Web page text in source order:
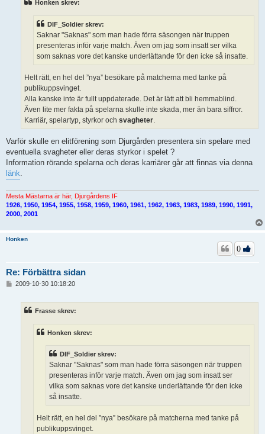
Honken skrev:
DIF_Soldier skrev:
Saknar "Saknas" som man hade förra säsongen när truppen
presenteras inför varje match. Även om jag som insatt ser vilka
som saknas vore det kanske underlättande för den icke så insatte.
Helt rätt, en hel del ”nya” besökare på matcherna med tanke på
publikuppsvinget.
Alla kanske inte är fullt uppdaterade. Det är lätt att bli hemmablind.
Även lite mer fakta på spelarna skulle inte skada, mer än bara siffror.
Karriär, spelartyp, styrkor och svagheter.
Varför skulle en elitförening som Djurgården presentera sin spelare med
eventuella svagheter eller deras styrkor i spelet ?
Information rörande spelarna och deras karriärer går att finnas via denna
länk.
Mesta Mästarna är här, Djurgårdens IF
1926, 1950, 1954, 1955, 1958, 1959, 1960, 1961, 1962, 1963, 1983, 1989, 1990, 1991,
2000, 2001
Honken
Re: Förbättra sidan
0
2009-10-30 10:18:20
Frasse skrev:
Honken skrev:
DIF_Soldier skrev:
Saknar "Saknas" som man hade förra säsongen när truppen
presenteras inför varje match. Även om jag som insatt ser
vilka som saknas vore det kanske underlättande för den icke
så insatte.
Helt rätt, en hel del ”nya” besökare på matcherna med tanke på
publikuppsvinget.